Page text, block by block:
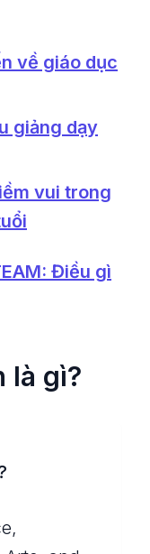
về giáo dục
giảng dạy
vui trong
Điều gì
là gì?